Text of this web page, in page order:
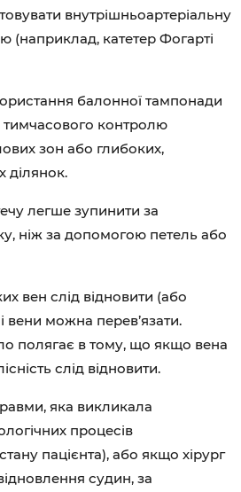
внутрішньоартеріальну
(наприклад, катетер Фогарті
балонної тампонади
контролю
зон або глибоких,
ділянок.
легше зупинити за
ніж за допомогою петель або
вен слід відновити (або
вени можна перев’язати.
полягає в тому, що якщо вена
слід відновити.
яка викликала
процесів
пацієнта), або якщо хірург
судин, за